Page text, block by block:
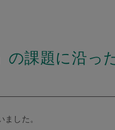
の課題に沿っ
した。